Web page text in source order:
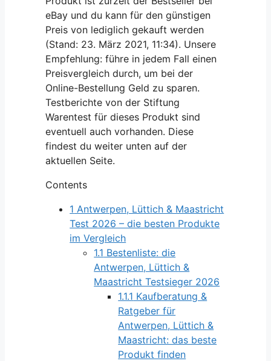
eBay und du kann für den günstigen
Preis von lediglich gekauft werden
(Stand: 23. März 2021, 11:34). Unsere
Empfehlung: führe in jedem Fall einen
Preisvergleich durch, um bei der
Online-Bestellung Geld zu sparen.
Testberichte von der Stiftung
Warentest für dieses Produkt sind
eventuell auch vorhanden. Diese
findest du weiter unten auf der
aktuellen Seite.
Contents
1 Antwerpen, Lüttich & Maastricht
Test 2026 – die besten Produkte
im Vergleich
1.1 Bestenliste: die
Antwerpen, Lüttich &
Maastricht Testsieger 2026
1.1.1 Kaufberatung &
Ratgeber für
Antwerpen, Lüttich &
Maastricht: das beste
Produkt finden